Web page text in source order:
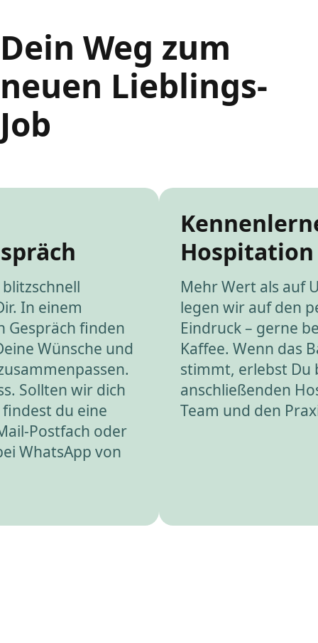
Dein Weg zum
neuen Lieblings-
Job
In einem
Gespräch finden
Wünsche und
Sollten wir dich
du eine
Postfach oder
WhatsApp von
Hospitation
Mehr Wert als auf
legen wir auf den
Eindruck – gerne
Kaffee. Wenn das
stimmt, erlebst Du
anschließenden
Team und den